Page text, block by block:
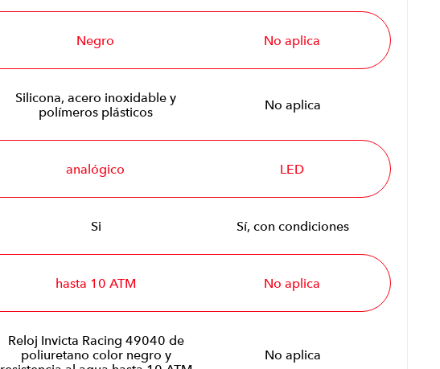
Negro No aplica
Silicona, acero inoxidable y
polímeros plásticos
No aplica
analógico LED
Si Sí, con condiciones
hasta 10 ATM No aplica
Reloj Invicta Racing 49040 de
poliuretano color negro y
No aplica